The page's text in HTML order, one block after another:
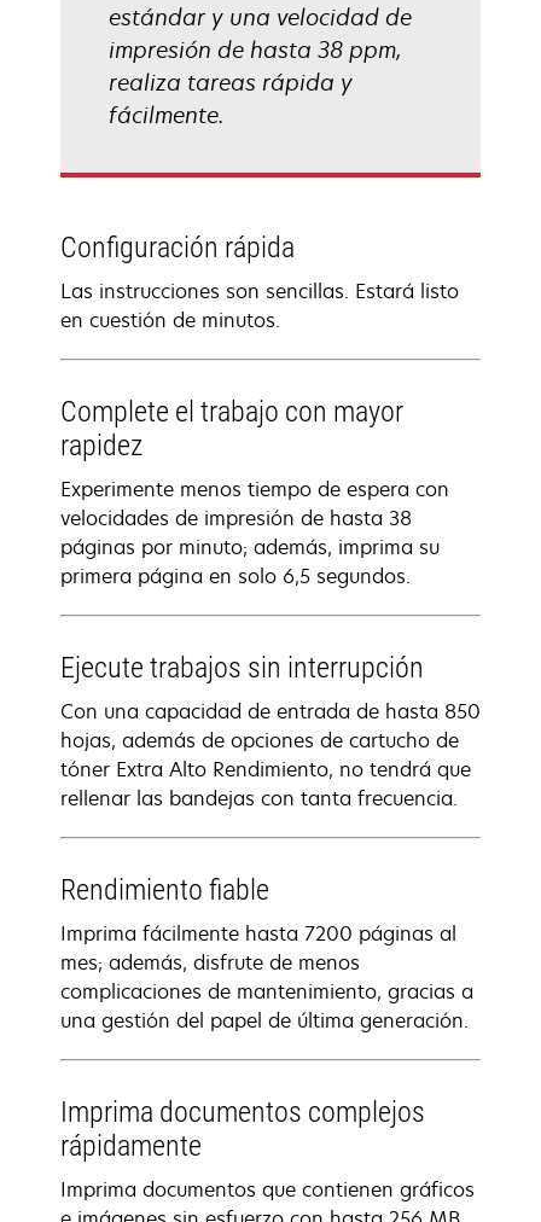
estándar y una velocidad de
impresión de hasta 38 ppm,
realiza tareas rápida y
fácilmente.
Configuración rápida
Las instrucciones son sencillas. Estará listo
en cuestión de minutos.
Complete el trabajo con mayor
rapidez
Experimente menos tiempo de espera con
velocidades de impresión de hasta 38
páginas por minuto; además, imprima su
primera página en solo 6,5 segundos.
Ejecute trabajos sin interrupción
Con una capacidad de entrada de hasta 850
hojas, además de opciones de cartucho de
tóner Extra Alto Rendimiento, no tendrá que
rellenar las bandejas con tanta frecuencia.
Rendimiento fiable
Imprima fácilmente hasta 7200 páginas al
mes; además, disfrute de menos
complicaciones de mantenimiento, gracias a
una gestión del papel de última generación.
Imprima documentos complejos
rápidamente
Imprima documentos que contienen gráficos